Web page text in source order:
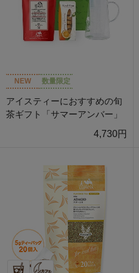
NEW 数量限定
アイスティーにおすすめの旬
茶ギフト「サマーアンバー」
4,730円